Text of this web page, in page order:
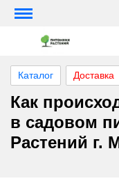
Каталог Доставка
Как
в садовом
Растений г.